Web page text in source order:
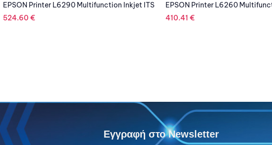
EPSON Printer L6260 Multifunction Inkjet ITS
410.41€
KYOCERA Printer M8124CIDN
Color Laser A3
Εγγραφή στο Newsletter